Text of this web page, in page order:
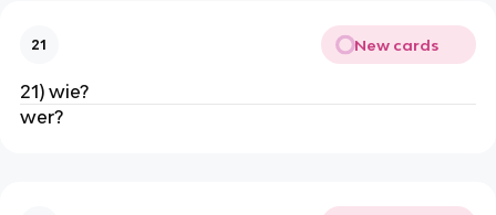
21 New cards
21) wie?
wer?